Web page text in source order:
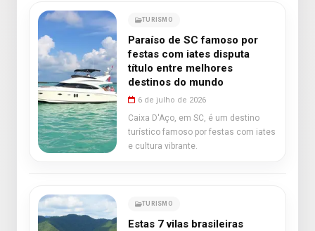
TURISMO
Paraíso de SC famoso por
festas com iates disputa
título entre melhores
destinos do mundo
6 de julho de 2026
Caixa D'Aço, em SC, é um destino
turístico famoso por festas com iates
e cultura vibrante.
TURISMO
Estas 7 vilas brasileiras